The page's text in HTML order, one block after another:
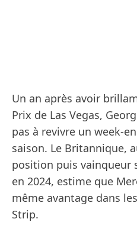
Un an après avoir
Prix de Las Vegas,
pas à revivre un week-
saison. Le Britannique,
position puis vainqueur
en 2024, estime que
même avantage dans
Strip.